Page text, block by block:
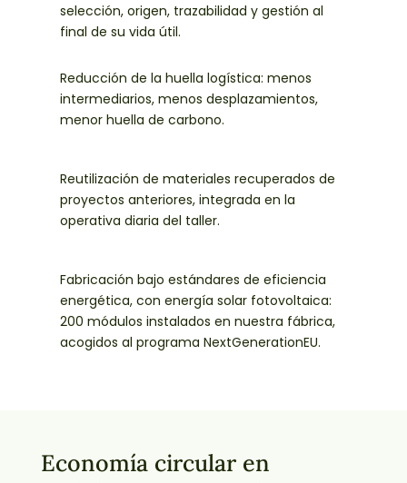
selección, origen, trazabilidad y gestión al
final de su vida útil.
Reducción de la huella logística: menos
intermediarios, menos desplazamientos,
menor huella de carbono.
Reutilización de materiales recuperados de
proyectos anteriores, integrada en la
operativa diaria del taller.
Fabricación bajo estándares de eficiencia
energética, con energía solar fotovoltaica:
200 módulos instalados en nuestra fábrica,
acogidos al programa NextGenerationEU.
Economía circular en